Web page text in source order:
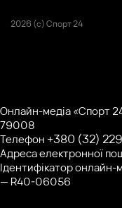
2026 (с) Спорт 24
Онлайн-медіа «Спорт
79008
Телефон +380 (32)
Адреса електронної
Ідентифікатор онлайн-
— R40-06056